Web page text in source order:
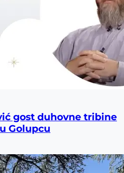
gost duhovne tribine
Golupcu